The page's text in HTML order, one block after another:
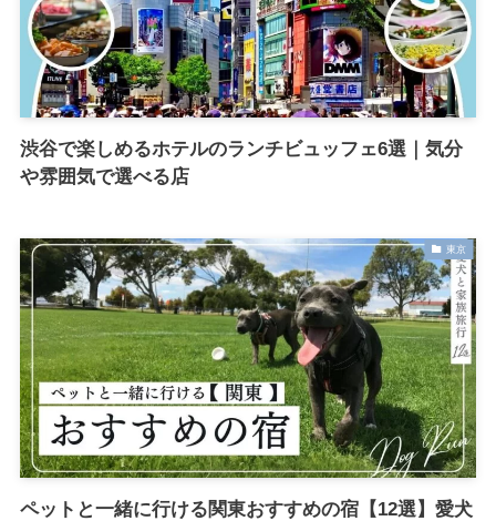
渋谷で楽しめるホテルのランチビュッフェ6選｜気分
や雰囲気で選べる店
東京
ペットと一緒に行ける関東おすすめの宿【12選】愛犬